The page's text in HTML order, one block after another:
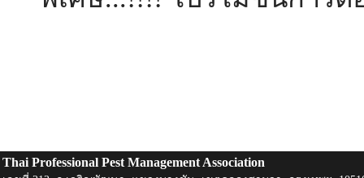
Thai Professional Pest Management Association